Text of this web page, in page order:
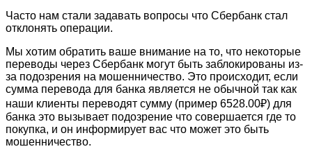
Часто нам стали задавать вопросы что Сбербанк стал
отклонять операции.
Мы хотим обратить ваше внимание на то, что некоторые
переводы через Сбербанк могут быть заблокированы из-
за подозрения на мошенничество. Это происходит, если
сумма перевода для банка является не обычной так как
наши клиенты переводят сумму (пример 6528.00₽) для
банка это вызывает подозрение что совершается где то
покупка, и он информирует вас что может это быть
мошенничество.